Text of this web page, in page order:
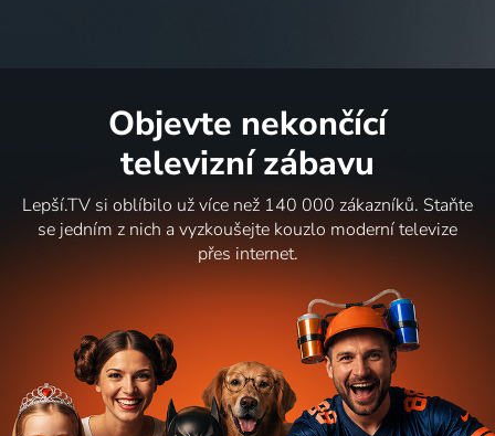
Objevte nekončící
televizní zábavu
Lepší.TV si oblíbilo už více než 140 000 zákazníků. Staňte
se jedním z nich a vyzkoušejte kouzlo moderní televize
přes internet.